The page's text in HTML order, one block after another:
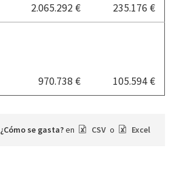
2.065.292 € 235.176 €
970.738 € 105.594 €
¿Cómo se gasta?en CSV o Excel